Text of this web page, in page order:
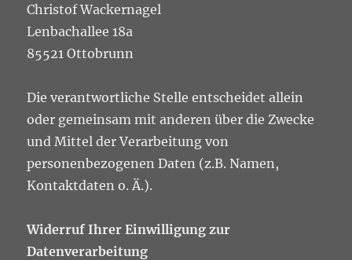
Christof Wackernagel
Lenbachallee 18a
85521 Ottobrunn
Die verantwortliche Stelle entscheidet allein
oder gemeinsam mit anderen über die Zwecke
und Mittel der Verarbeitung von
personenbezogenen Daten (z.B. Namen,
Kontaktdaten o. Ä.).
Widerruf Ihrer Einwilligung zur
Datenverarbeitung